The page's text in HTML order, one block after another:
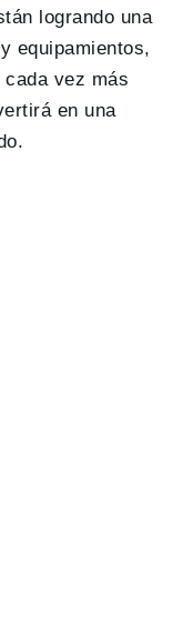
logrando una
equipamientos,
vez más
en una